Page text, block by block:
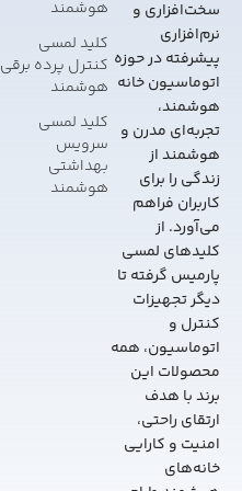
سخت‌افزاری و
نرم‌افزاری
پیشرفته در حوزه
اتوماسیون خانه
هوشمند،
تجربه‌ای مدرن و
هوشمند از
زندگی را برای
کاربران فراهم
می‌آورد. از
کلیدهای لمسی
پارمیس گرفته تا
دیگر تجهیزات
کنترل و
اتوماسیون، همه
محصولات این
برند با هدف
ارتقای راحتی،
امنیت و کارایی
خانه‌های
هوشمند
کلید لمسی
کنترل پرده برقی
هوشمند
کلید لمسی
سرویس
بهداشتی
هوشمند